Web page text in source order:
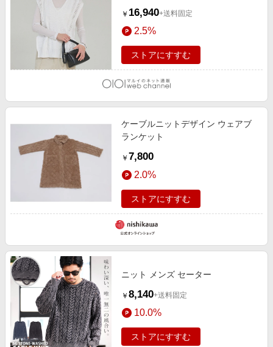
￥ 16,940+送料固定
2.5%
ストアにすすむ
ケーブルニットデザイン ウェアブ
ランケット
￥ 7,800
2.0%
ストアにすすむ
ニット メンズ セーター
￥ 8,140+送料固定
10.0%
ストアにすすむ